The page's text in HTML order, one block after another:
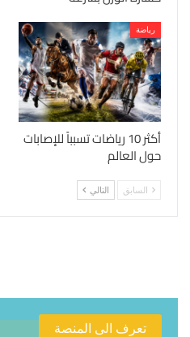
رياضة
أكثر 10 رياضات تسبباً للإصابات
حول العالم
السابق التالي
تعرف الى المنصة